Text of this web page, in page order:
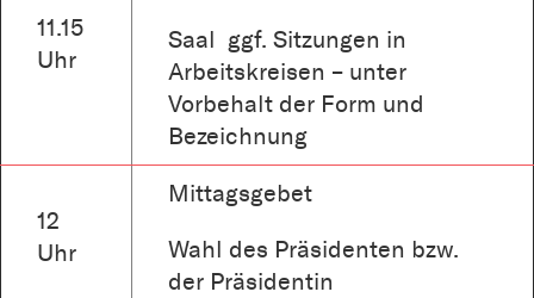
11.15
Uhr
Saal ggf. Sitzungen in
Arbeitskreisen – unter
Vorbehalt der Form und
Bezeichnung
12
Uhr
Mittagsgebet
Wahl des Präsidenten bzw.
der Präsidentin